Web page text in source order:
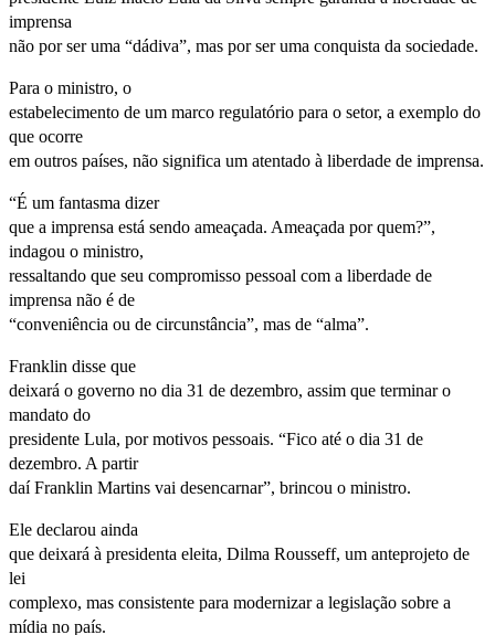
imprensa
não por ser uma “dádiva”, mas por ser uma conquista da sociedade.
Para o ministro, o
estabelecimento de um marco regulatório para o setor, a exemplo do
que ocorre
em outros países, não significa um atentado à liberdade de imprensa.
“É um fantasma dizer
que a imprensa está sendo ameaçada. Ameaçada por quem?”,
indagou o ministro,
ressaltando que seu compromisso pessoal com a liberdade de
imprensa não é de
“conveniência ou de circunstância”, mas de “alma”.
Franklin disse que
deixará o governo no dia 31 de dezembro, assim que terminar o
mandato do
presidente Lula, por motivos pessoais. “Fico até o dia 31 de
dezembro. A partir
daí Franklin Martins vai desencarnar”, brincou o ministro.
Ele declarou ainda
que deixará à presidenta eleita, Dilma Rousseff, um anteprojeto de
lei
complexo, mas consistente para modernizar a legislação sobre a
mídia no país.